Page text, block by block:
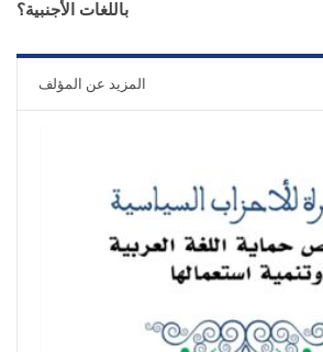
باللغات الأجنبية؟
المزيد عن المؤلف